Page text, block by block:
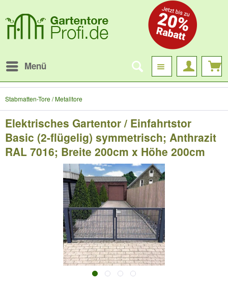
Menü
Stabmatten-Tore / Metalltore
Elektrisches Gartentor / Einfahrtstor
Basic (2-flügelig) symmetrisch; Anthrazit
RAL 7016; Breite 200cm x Höhe 200cm